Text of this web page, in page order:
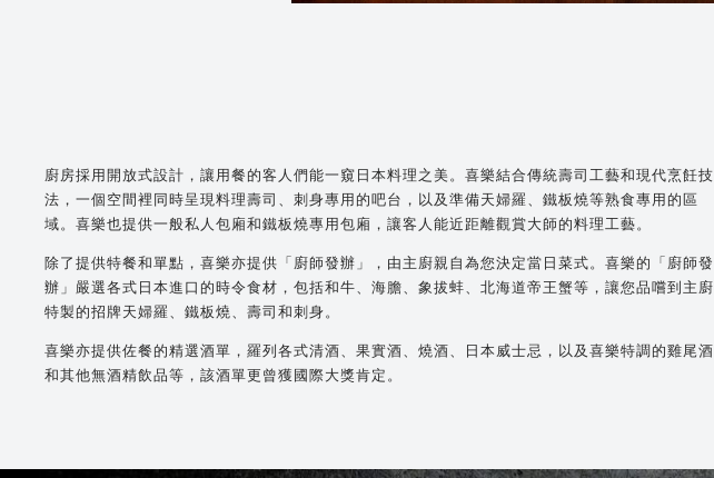
廚房採用開放式設計，讓用餐的客人們能一窺日本料理之美。喜樂結合傳統壽司工藝和現代烹飪技
法，一個空間裡同時呈現料理壽司、刺身專用的吧台，以及準備天婦羅、鐵板燒等熟食專用的區
域。喜樂也提供一般私人包廂和鐵板燒專用包廂，讓客人能近距離觀賞大師的料理工藝。
除了提供特餐和單點，喜樂亦提供「廚師發辦」，由主廚親自為您決定當日菜式。喜樂的「廚師發
辦」嚴選各式日本進口的時令食材，包括和牛、海膽、象拔蚌、北海道帝王蟹等，讓您品嚐到主廚
特製的招牌天婦羅、鐵板燒、壽司和刺身。
喜樂亦提供佐餐的精選酒單，羅列各式清酒、果實酒、燒酒、日本威士忌，以及喜樂特調的雞尾酒
和其他無酒精飲品等，該酒單更曾獲國際大獎肯定。